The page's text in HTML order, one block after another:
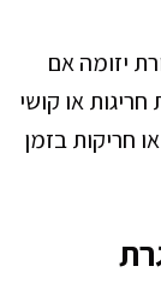
יזומה אם
או קושי
חריקות בזמן